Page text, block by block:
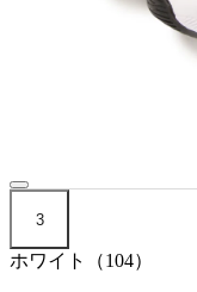
3
ホワイト（104）